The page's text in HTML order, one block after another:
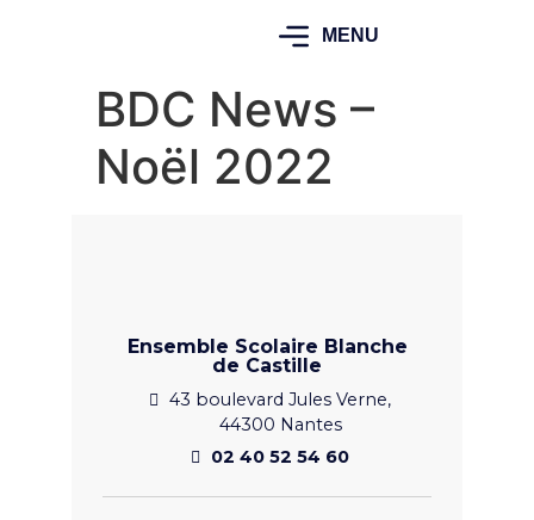
MENU
BDC News –
Noël 2022
Ensemble Scolaire Blanche
de Castille
43 boulevard Jules Verne,
44300 Nantes
02 40 52 54 60